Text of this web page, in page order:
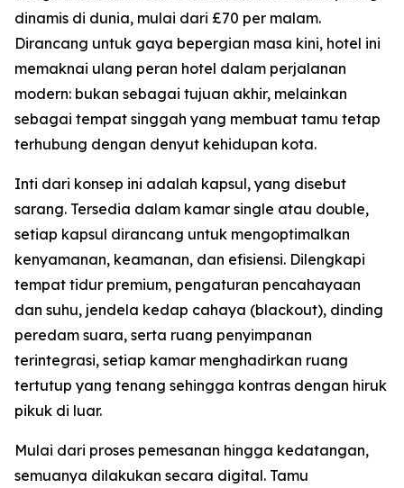
dinamis di dunia, mulai dari £70 per malam.
Dirancang untuk gaya bepergian masa kini, hotel ini
memaknai ulang peran hotel dalam perjalanan
modern: bukan sebagai tujuan akhir, melainkan
sebagai tempat singgah yang membuat tamu tetap
terhubung dengan denyut kehidupan kota.
Inti dari konsep ini adalah kapsul, yang disebut
sarang. Tersedia dalam kamar single atau double,
setiap kapsul dirancang untuk mengoptimalkan
kenyamanan, keamanan, dan efisiensi. Dilengkapi
tempat tidur premium, pengaturan pencahayaan
dan suhu, jendela kedap cahaya (blackout), dinding
peredam suara, serta ruang penyimpanan
terintegrasi, setiap kamar menghadirkan ruang
tertutup yang tenang sehingga kontras dengan hiruk
pikuk di luar.
Mulai dari proses pemesanan hingga kedatangan,
semuanya dilakukan secara digital. Tamu